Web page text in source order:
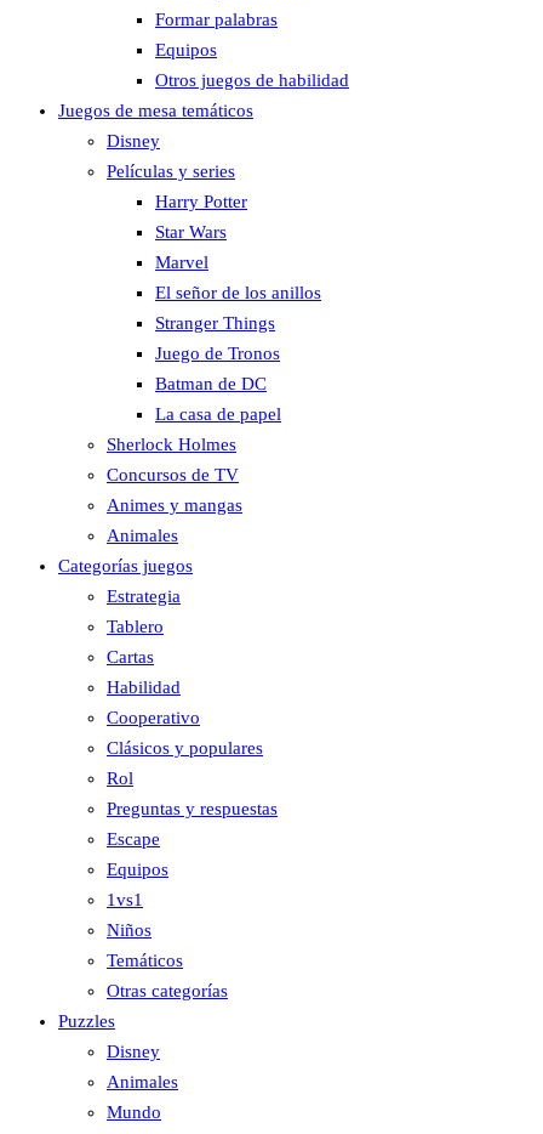
Formar palabras
Equipos
Otros juegos de habilidad
Juegos de mesa temáticos
Disney
Películas y series
Harry Potter
Star Wars
Marvel
El señor de los anillos
Stranger Things
Juego de Tronos
Batman de DC
La casa de papel
Sherlock Holmes
Concursos de TV
Animes y mangas
Animales
Categorías juegos
Estrategia
Tablero
Cartas
Habilidad
Cooperativo
Clásicos y populares
Rol
Preguntas y respuestas
Escape
Equipos
1vs1
Niños
Temáticos
Otras categorías
Puzzles
Disney
Animales
Mundo